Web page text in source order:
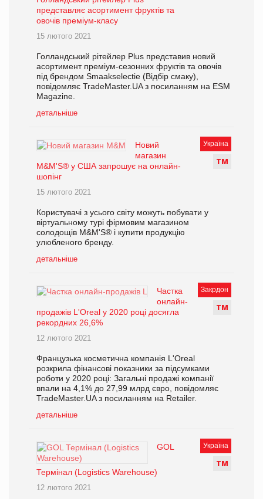
представляє асортимент фруктів та
овочів преміум-класу
15 лютого 2021
Голландський рітейлер Plus представив новий
асортимент преміум-сезонних фруктів та овочів
під брендом Smaakselectie (Відбір смаку),
повідомляє TradeMaster.UA з посиланням на ESM
Magazine.
детальніше
Україна
ТМ
Новий
магазин
M&M'S® у США запрошує на онлайн-
шопінг
15 лютого 2021
Користувачі з усього світу можуть побувати у
віртуальному турі фірмовим магазином
солодощів M&M'S® і купити продукцію
улюбленого бренду.
детальніше
Закрдон
ТМ
Частка
онлайн-
продажів L'Oreal у 2020 році досягла
рекордних 26,6%
12 лютого 2021
Французька косметична компанія L'Oreal
розкрила фінансові показники за підсумками
роботи у 2020 році: Загальні продажі компанії
впали на 4,1% до 27,99 млрд євро, повідомляє
TradeMaster.UA з посиланням на Retailer.
детальніше
Україна
ТМ
GOL
Термінал (Logistics Warehouse)
12 лютого 2021